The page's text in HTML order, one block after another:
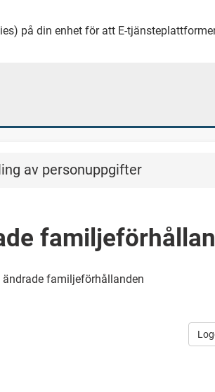
på din enhet för att E-
av personuppgifter
familjeförhållanden